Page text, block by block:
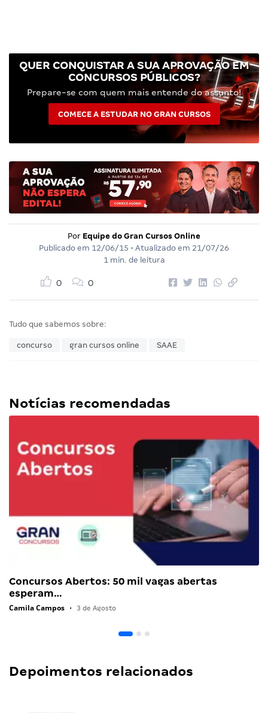
QUER CONQUISTAR A SUA APROVAÇÃO EM
CONCURSOS PÚBLICOS?
Prepare-se com quem mais entende do assunto!
COMECE A ESTUDAR NO GRAN CURSOS
Por Equipe do Gran Cursos Online
Publicado em 12/06/15 • Atualizado em 21/07/26
1 min. de leitura
0 0
Tudo que sabemos sobre:
concurso gran cursos online SAAE
Notícias recomendadas
Concursos Abertos: 50 mil vagas abertas
esperam…
Camila Campos • 3 de Agosto
Depoimentos relacionados